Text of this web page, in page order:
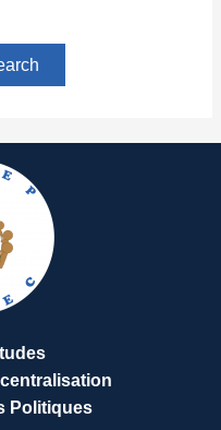
Politiques